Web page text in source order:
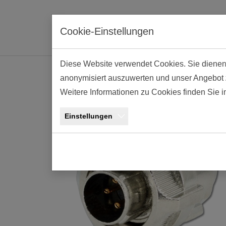
Kabelstecker
Cookie-Einstellungen
Diese Website verwendet Cookies. Sie
anonymisiert auszuwerten und unser
Weitere Informationen zu Cookies finden Sie
Einstellungen